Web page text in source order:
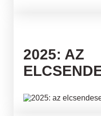
2025: AZ